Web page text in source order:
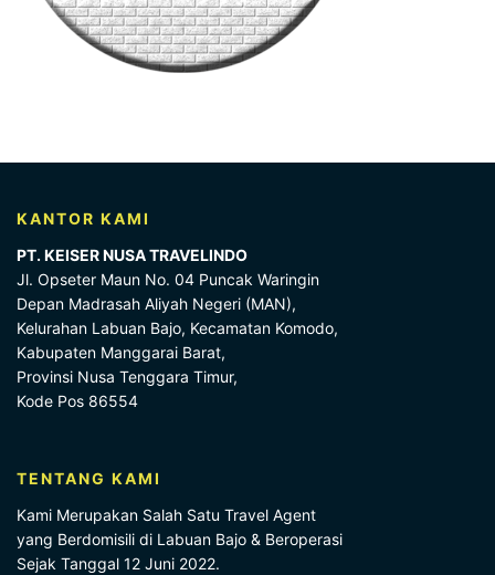
KANTOR KAMI
PT. KEISER NUSA TRAVELINDO
Jl. Opseter Maun No. 04 Puncak Waringin
Depan Madrasah Aliyah Negeri (MAN),
Kelurahan Labuan Bajo, Kecamatan Komodo,
Kabupaten Manggarai Barat,
Provinsi Nusa Tenggara Timur,
Kode Pos 86554
TENTANG KAMI
Kami Merupakan Salah Satu Travel Agent
yang Berdomisili di Labuan Bajo & Beroperasi
Sejak Tanggal 12 Juni 2022.